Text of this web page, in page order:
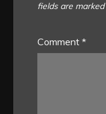
fields are marked
Comment*